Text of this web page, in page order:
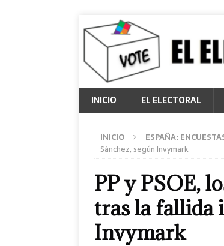
INICIO EL ELECTORAL
INICIO ESPAÑA:
Sánchez, según Invymark
PP y PSOE,
tras la fallida
Invymark